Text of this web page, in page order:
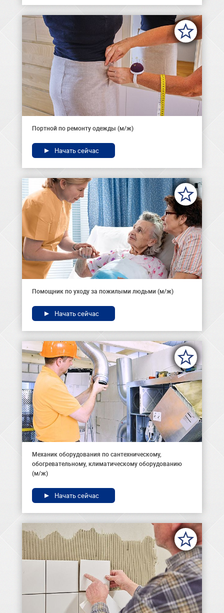
Портной по ремонту одежды (м/ж)
Начать сейчас
Помощник по уходу за пожилыми людьми (м/ж)
Начать сейчас
Механик оборудования по сантехническому,
обогревательному, климатическому оборудованию
(м/ж)
Начать сейчас